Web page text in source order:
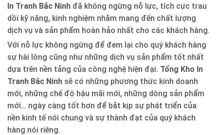
In Tranh Bắc Ninh đã không ngừng nỗ lực, tích cực trau
dồi kỹ năng, kinh nghiệm nhằm mang đến chất lượng
dịch vụ và sản phẩm hoàn hảo nhất cho các khách hàng.
Với nỗ lực không ngừng để đem lại cho quý khách hàng
sự hài lòng cũng như những dịch vụ sản phẩm tốt nhất
dựa trên nền tảng của công nghệ hiện đại. Tổng Kho In
Tranh Bắc Ninh sẽ có những phương thức kinh doanh
mới, những chế độ hậu mãi mới, những dòng sản phẩm
mới… ngày càng tốt hơn để bắt kịp sự phát triển của
nền kinh tế nói chung và sự thành đạt của quý khách
hàng nói riêng.